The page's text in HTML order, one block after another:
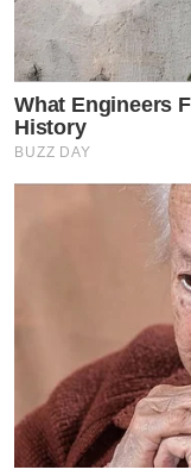
What Engineers
History
BUZZ DAY